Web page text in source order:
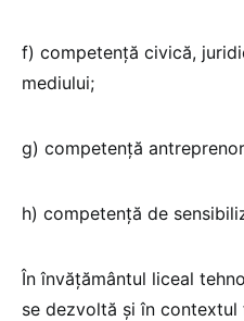
f) competență civică,
mediului;
g) competență
h) competență de
În învățământul liceal
se dezvoltă și în